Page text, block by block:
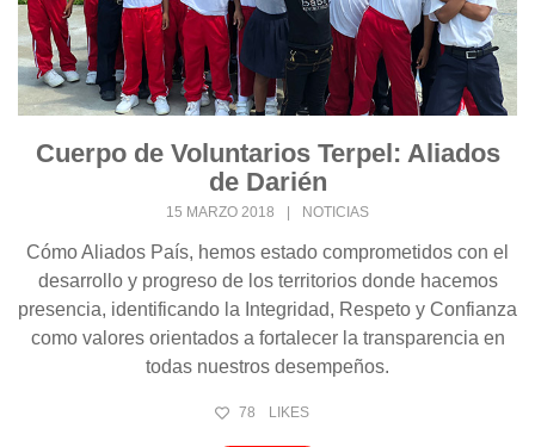
Cuerpo de Voluntarios Terpel: Aliados
de Darién
15 MARZO 2018 NOTICIAS
Cómo Aliados País, hemos estado comprometidos con el
desarrollo y progreso de los territorios donde hacemos
presencia, identificando la Integridad, Respeto y Confianza
como valores orientados a fortalecer la transparencia en
todas nuestros desempeños.
78 LIKES